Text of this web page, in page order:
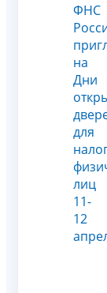
ФНС
на
Дни
для
лиц
11-
12